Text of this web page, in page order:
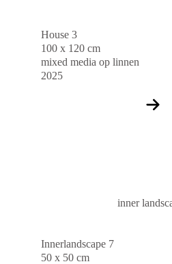
House 3
100 x 120 cm
mixed media op linnen
2025
inner
Innerlandscape 7
50 x 50 cm